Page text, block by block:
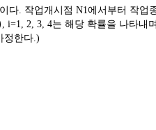
다. 작업개시점 N1에서부터 작업
, i=1, 2, 3, 4는 해당 확률을 나타내
정한다.)